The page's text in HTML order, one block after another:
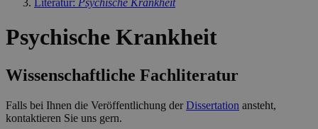
Literatur: Psychische Krankheit
Psychische Krankheit
Wissenschaftliche Fachliteratur
Falls bei Ihnen die Veröffentlichung derDissertation ansteht,
kontaktieren Sie uns gern.